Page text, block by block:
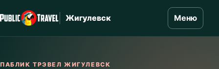
Жигулевск Меню
ПАБЛИК ТРЭВЕЛ ЖИГУЛЕВСК